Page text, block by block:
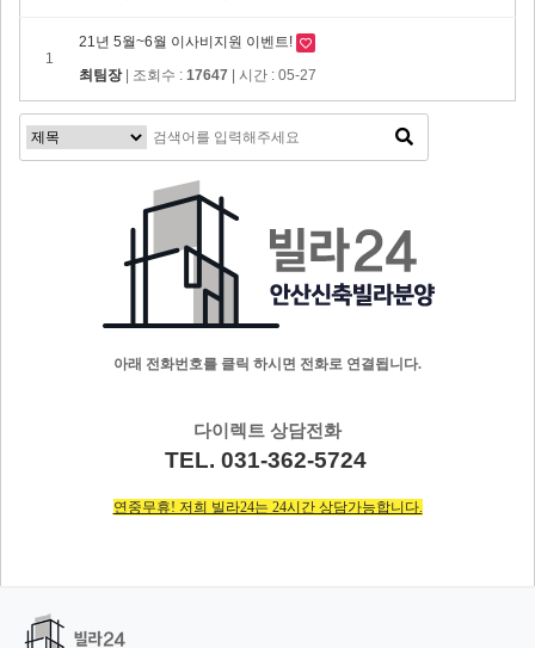
1
21년 5월~6월 이사비지원 이벤트!
최팀장| 조회수 : 17647 | 시간 : 05-27
아래 전화번호를 클릭 하시면 전화로 연결됩니다.
다이렉트 상담전화
TEL. 031-362-5724
연중무휴! 저희 빌라24는 24시간 상담가능합니다.